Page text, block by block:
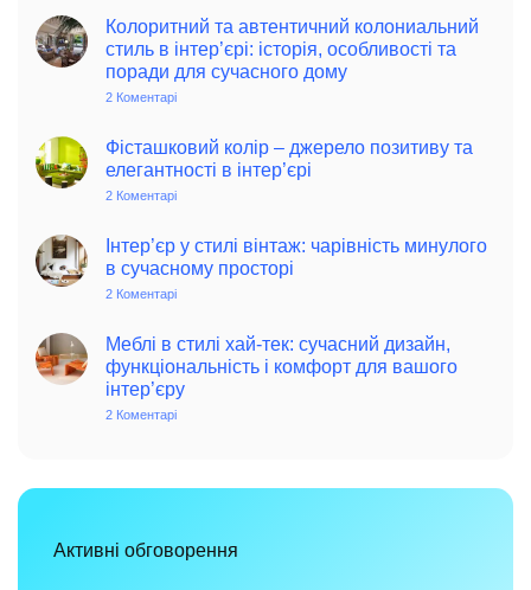
Колоритний та автентичний колониальний
стиль в інтер’єрі: історія, особливості та
поради для сучасного дому
2 Коментарі
автентичний
колониальний
стиль
особливості
та
поради
Фісташковий колір – джерело позитиву та
елегантності в інтер’єрі
2 Коментарі
–
джерело
позитиву
інтер’єрі
Інтер’єр у стилі вінтаж: чарівність минулого
в сучасному просторі
2 Коментарі
стилі
вінтаж:
чарівність
минулого
в
Меблі в стилі хай-тек: сучасний дизайн,
функціональність і комфорт для вашого
інтер’єру
2 Коментарі
тек:
і
Активні обговорення